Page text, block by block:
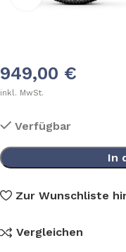
949,00 €
inkl. MwSt.
Verfügbar
In
Zur Wunschliste
Vergleichen